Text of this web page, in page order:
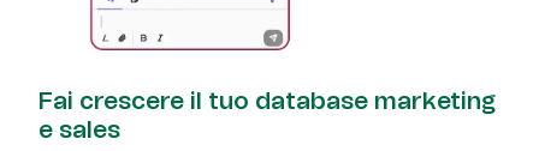
Fai crescere il tuo database marketing
e sales